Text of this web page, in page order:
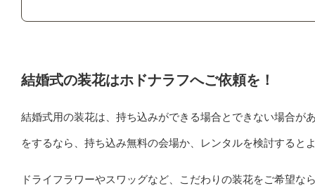
結婚式の装花はホドナラフへご依頼を！
結婚式用の装花は、持ち込みができる場合とできない場合が
をするなら、持ち込み無料の会場か、レンタルを検討すると
ドライフラワーやスワッグなど、こだわりの装花をご希望